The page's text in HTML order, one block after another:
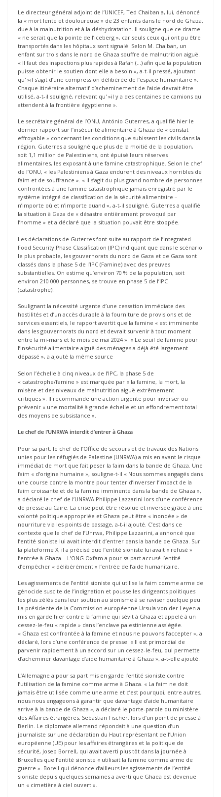
Le directeur général adjoint de l’UNICEF, Ted Chaiban a, lui, dénoncé
la « mort lente et douloureuse » de 23 enfants dans le nord de Ghaza,
due à la malnutrition et à la déshydratation. Il souligne que ce drame
« ne serait que la pointe de l’iceberg », car seuls ceux qui ont pu être
transportés dans les hôpitaux sont signalé. Selon M. Chaiban, un
enfant sur trois dans le nord de Ghaza souffre de malnutrition aiguë.
« Il faut des inspections plus rapides à Rafah (…) afin que la population
puisse obtenir le soutien dont elle a besoin », a-t-il pressé, ajoutant
qu' »il s’agit d’une compression délibérée de l’espace humanitaire ».
Chaque itinéraire alternatif d’acheminement de l’aide devrait être
utilisé, a-t-il souligné, relevant qu' »il y a des centaines de camions qui
attendent à la frontière égyptienne ».
Le secrétaire général de l’ONU, António Guterres, a qualifié hier le
dernier rapport sur l’insécurité alimentaire à Ghaza de « constat
effroyable » concernant les conditions que subissent les civils dans la
région. Guterres a souligné que plus de la moitié de la population,
soit 1,1 million de Palestiniens, ont épuisé leurs réserves
alimentaires, les exposant à une famine catastrophique. Selon le chef
de l’ONU, « les Palestiniens à Gaza endurent des niveaux horribles de
faim et de souffrance ». « Il s’agit du plus grand nombre de personnes
confrontées à une famine catastrophique jamais enregistré par le
système intégré de classification de la sécurité alimentaire –
n’importe où et n’importe quand », a-t-il souligné. Guterres a qualifié
la situation à Gaza de « désastre entièrement provoqué par
l’homme » et a déclaré que la situation pouvait être stoppée.
Les déclarations de Guterres font suite au rapport de l’Integrated
Food Security Phase Classification (IPC) indiquant que dans le scénario
le plus probable, les gouvernorats du nord de Gaza et de Gaza sont
classés dans la phase 5 de l’IPC (Famine) avec des preuves
substantielles. On estime qu’environ 70 % de la population, soit
environ 210 000 personnes, se trouve en phase 5 de l’IPC
(catastrophe).
Soulignant la nécessité urgente d’une cessation immédiate des
hostilités et d’un accès durable à la fourniture de provisions et de
services essentiels, le rapport avertit que la famine « est imminente
dans les gouvernorats du nord et devrait survenir à tout moment
entre la mi-mars et le mois de mai 2024 ». « Le seuil de famine pour
l’insécurité alimentaire aiguë des ménages a déjà été largement
dépassé », a ajouté la même source
Selon l’échelle à cinq niveaux de l’IPC, la phase 5 de
« catastrophe/famine » est marquée par « la famine, la mort, la
misère et des niveaux de malnutrition aiguë extrêmement
critiques ». Il recommande une action urgente pour inverser ou
prévenir « une mortalité à grande échelle et un effondrement total
des moyens de subsistance ».
Le chef de l’UNRWA interdit d’entrer à Ghaza
Pour sa part, le chef de l’Office de secours et de travaux des Nations
unies pour les réfugiés de Palestine (UNRWA) a mis en avant le risque
immédiat de mort que fait peser la faim dans la bande de Ghaza. Une
faim « d’origine humaine », souligne-t-il « Nous sommes engagés dans
une course contre la montre pour tenter d’inverser l’impact de la
faim croissante et de la famine imminente dans la bande de Ghaza »,
a déclaré le chef de l’UNRWA Philippe Lazzarini lors d’une conférence
de presse au Caire. La crise peut être résolue et inversée grâce à une
volonté politique appropriée et Ghaza peut être « inondée » de
nourriture via les points de passage, a-t-il ajouté. C’est dans ce
contexte que le chef de l’Unrwa, Philippe Lazzarini, a annoncé que
l’entité sioniste lui avait interdit d’entrer dans la bande de Ghaza. Sur
la plateforme X, il a précisé que l’entité sioniste lui avait « refusé »
l’entrée à Ghaza. L’ONG Oxfam a pour sa part accusé l’entité
d’empêcher « délibérément » l’entrée de l’aide humanitaire.
Les agissements de l’entité sioniste qui utilise la faim comme arme de
génocide suscite de l’indignation et pousse les dirigeants politiques
les plus zélés dans leur soutien au sionisme à se raviser quelque peu.
La présidente de la Commission européenne Ursula von der Leyen a
mis en garde hier contre la famine qui sévit à Ghaza et appelé à un
cessez-le-feu « rapide » dans l’enclave palestinienne assiégée.
« Ghaza est confrontée à la famine et nous ne pouvons l’accepter », a
déclaré, lors d’une conférence de presse. « Il est primordial de
parvenir rapidement à un accord sur un cessez-le-feu, qui permette
d’acheminer davantage d’aide humanitaire à Ghaza », a-t-elle ajouté.
L’Allemagne a pour sa part mis en garde l’entité sioniste contre
l’utilisation de la famine comme arme à Ghaza. « La faim ne doit
jamais être utilisée comme une arme et c’est pourquoi, entre autres,
nous nous engageons à garantir que davantage d’aide humanitaire
arrive à la bande de Ghaza », a déclaré le porte-parole du ministère
des Affaires étrangères, Sebastian Fischer, lors d’un point de presse à
Berlin. Le diplomate allemand répondait à une question d’un
journaliste sur une déclaration du Haut représentant de l’Union
européenne (UE) pour les affaires étrangères et la politique de
sécurité, Josep Borrell, qui avait averti plus tôt dans la journée à
Bruxelles que l’entité sioniste « utilisait la famine comme arme de
guerre ». Borell qui dénonce d’ailleurs les agissements de l’entité
sioniste depuis quelques semaines a averti que Ghaea est devenue
un « cimetière à ciel ouvert ».